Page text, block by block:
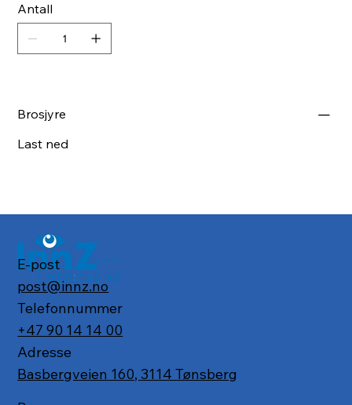
Antall
Brosjyre
Last ned
E-post
post@innz.no
Telefonnummer
+47 90 14 14 00
Adresse
Basbergveien 160, 3114 Tønsberg